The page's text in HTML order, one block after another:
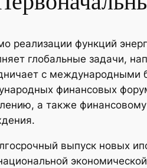
реализации функций
глобальные задачи,
с международными
финансовых
а также
выпуск новых